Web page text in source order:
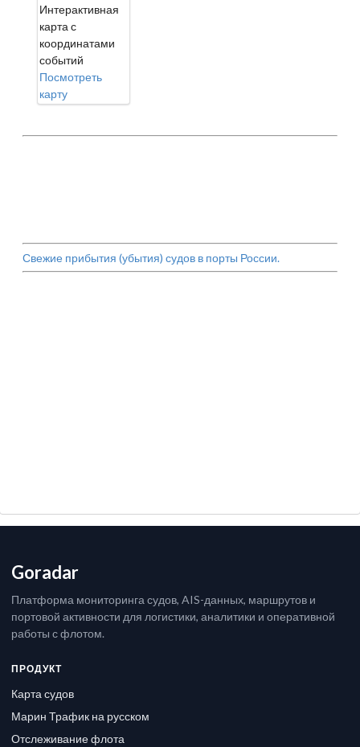
Интерактивная
карта с
координатами
событий
Посмотреть
карту
Свежие прибытия (убытия) судов в порты России.
Goradar
Платформа мониторинга судов, AIS-данных, маршрутов и
портовой активности для логистики, аналитики и оперативной
работы с флотом.
ПРОДУКТ
Карта судов
Марин Трафик на русском
Отслеживание флота